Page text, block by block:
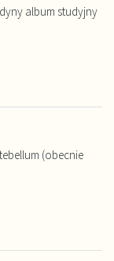
album studyjny
(obecnie